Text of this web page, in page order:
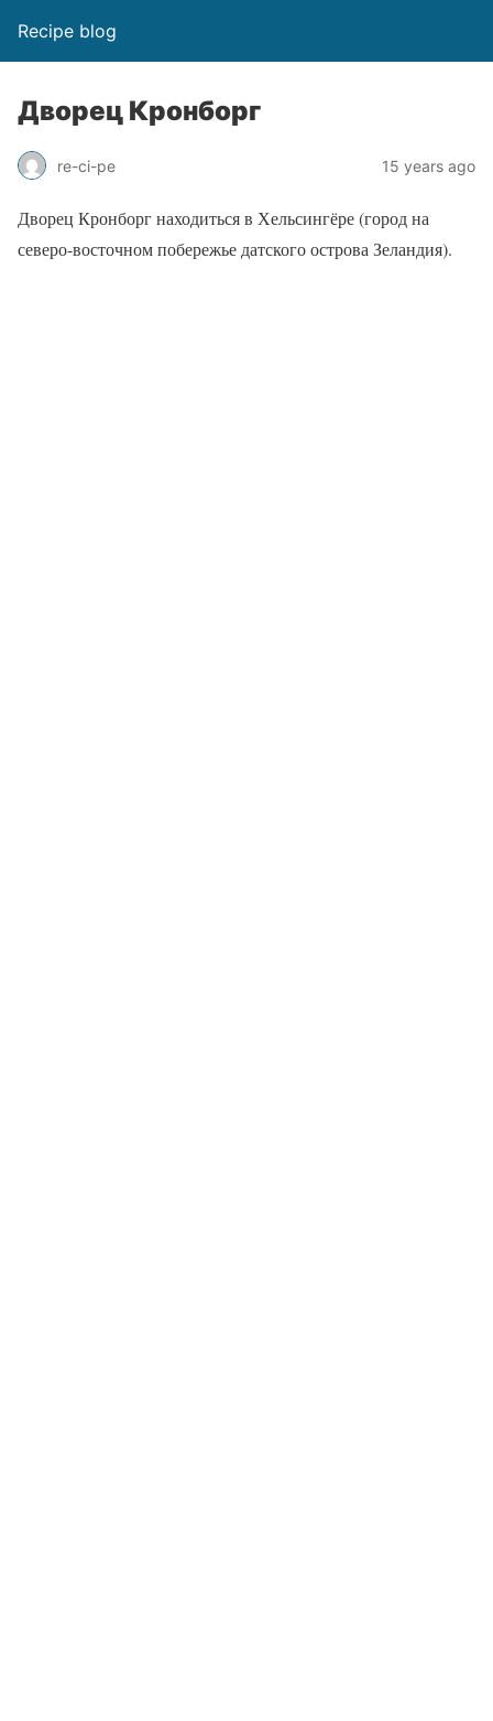
Recipe blog
Дворец Кронборг
re-ci-pe 15 years ago
Дворец Кронборг находиться в Хельсингёре (город на
северо-восточном побережье датского острова Зеландия).